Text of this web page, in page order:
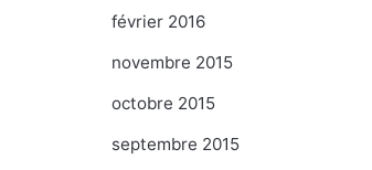
février 2016
novembre 2015
octobre 2015
septembre 2015